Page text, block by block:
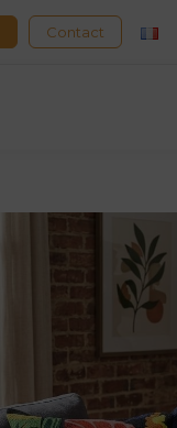
Contact